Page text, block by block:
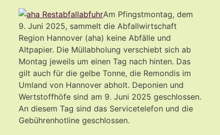
Am Pfingstmontag, dem
9. Juni 2025, sammelt die Abfallwirtschaft
Region Hannover (aha) keine Abfälle und
Altpapier. Die Müllabholung verschiebt sich ab
Montag jeweils um einen Tag nach hinten. Das
gilt auch für die gelbe Tonne, die Remondis im
Umland von Hannover abholt. Deponien und
Wertstoffhöfe sind am 9. Juni 2025 geschlossen.
An diesem Tag sind das Servicetelefon und die
Gebührenhotline geschlossen.